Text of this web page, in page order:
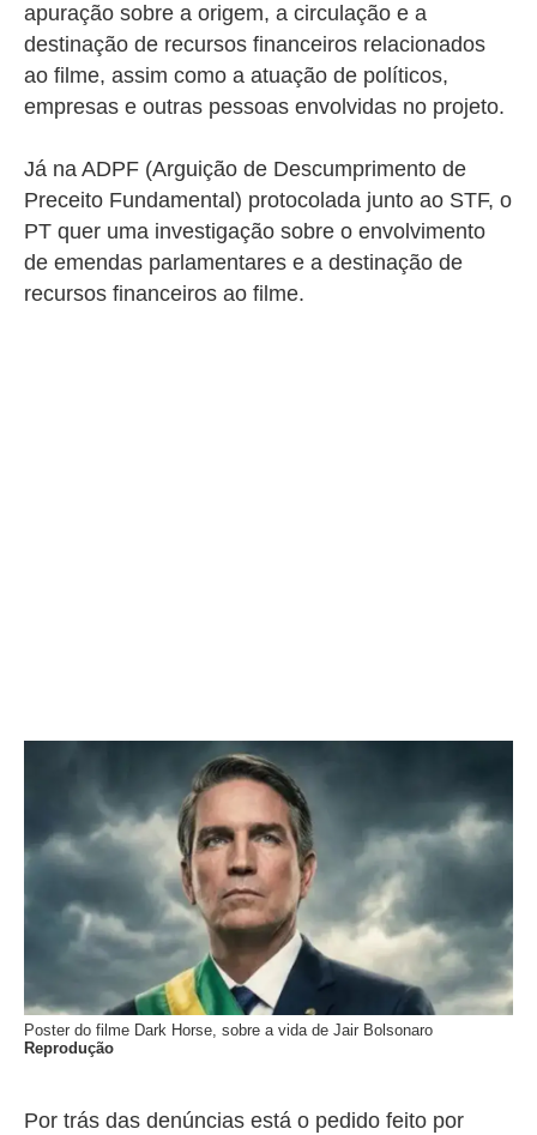
apuração sobre a origem, a circulação e a
destinação de recursos financeiros relacionados
ao filme, assim como a atuação de políticos,
empresas e outras pessoas envolvidas no projeto.
Já na ADPF (Arguição de Descumprimento de
Preceito Fundamental) protocolada junto ao STF, o
PT quer uma investigação sobre o envolvimento
de emendas parlamentares e a destinação de
recursos financeiros ao filme.
Poster do filme Dark Horse, sobre a vida de Jair Bolsonaro
Reprodução
Por trás das denúncias está o pedido feito por